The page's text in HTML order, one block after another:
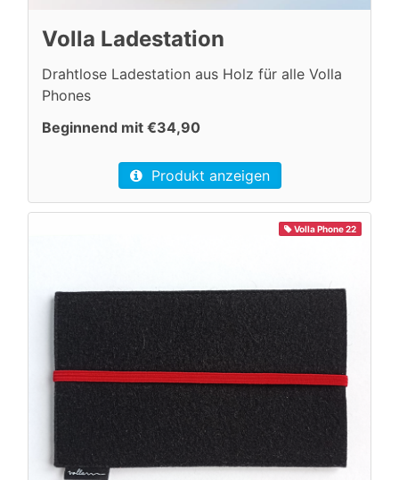
Volla Ladestation
Drahtlose Ladestation aus Holz für alle Volla
Phones
Beginnend mit €34,90
Produkt anzeigen
Volla Phone 22